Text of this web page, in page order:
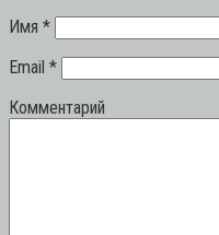
Имя *
Email *
Комментарий